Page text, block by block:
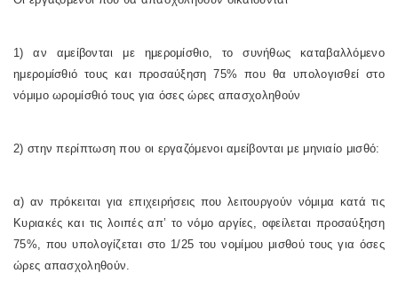
1) αν αμείβονται με ημερομίσθιο, το συνήθως καταβαλλόμενο
ημερομίσθιό τους και προσαύξηση 75% που θα υπολογισθεί στο
νόμιμο ωρομίσθιό τους για όσες ώρες απασχοληθούν
2) στην περίπτωση που οι εργαζόμενοι αμείβονται με μηνιαίο μισθό:
α) αν πρόκειται για επιχειρήσεις που λειτουργούν νόμιμα κατά τις
Κυριακές και τις λοιπές απ’ το νόμο αργίες, οφείλεται προσαύξηση
75%, που υπολογίζεται στο 1/25 του νομίμου μισθού τους για όσες
ώρες απασχοληθούν.